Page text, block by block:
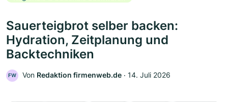
Sauerteigbrot selber backen:
Hydration, Zeitplanung und
Backtechniken
FW Von Redaktion firmenweb.de ‧ 14. Juli 2026